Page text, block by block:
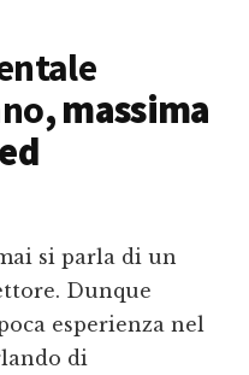
, massima
si parla di un
Dunque
esperienza nel
di